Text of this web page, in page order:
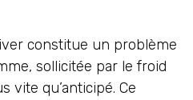
constitue un problème
sollicitée par le froid
vite qu’anticipé. Ce